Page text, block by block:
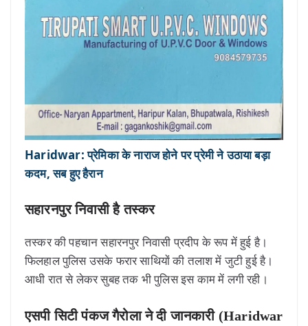
Haridwar: प्रेमिका के नाराज होने पर प्रेमी ने उठाया बड़ा
कदम, सब हुए हैरान
सहारनपुर निवासी है तस्कर
तस्कर की पहचान सहारनपुर निवासी प्रदीप के रूप में हुई है।
फिलहाल पुलिस उसके फरार साथियों की तलाश में जुटी हुई है।
आधी रात से लेकर सुबह तक भी पुलिस इस काम में लगी रही।
एसपी सिटी पंकज गैरोला ने दी जानकारी (Haridwar